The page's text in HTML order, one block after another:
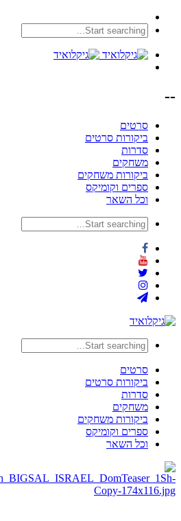
--
סרטים
ביקורות סרטים
סדרות
משחקים
ביקורות משחקים
ספרים וקומיקס
וכל השאר
סרטים
ביקורות סרטים
סדרות
משחקים
ביקורות משחקים
ספרים וקומיקס
וכל השאר